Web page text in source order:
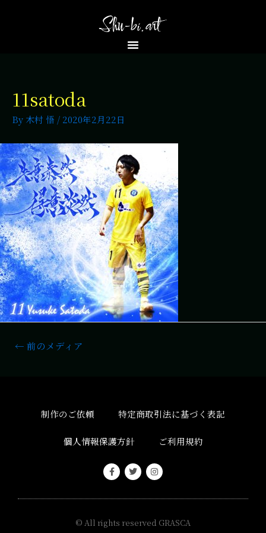
11satoda
By 木村 悟 / 2020年2月22日
← 前のメディア
制作のご依頼 特定商取引法に基づく表記
個人情報保護方針 ご利用規約
© All rights reserved GRASCA